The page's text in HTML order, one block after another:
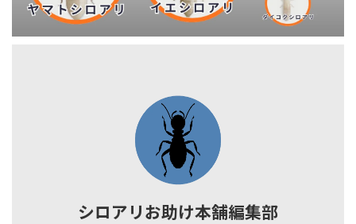
シロアリお助け本舗編集部